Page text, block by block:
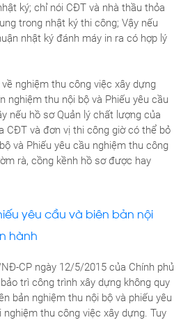
ký; chỉ nói CĐT và nhà thầu thỏa
trong nhật ký thi công; Vậy nếu
nhật ký đánh máy in ra có hợp lý
nghiệm thu công việc xây dựng
nghiệm thu nội bộ và Phiếu yêu cầu
nếu hồ sơ Quản lý chất lượng của
CĐT và đơn vị thi công giờ có thể bỏ
và Phiếu yêu cầu nghiệm thu công
rà, cồng kềnh hồ sơ được hay
yêu cầu và biên bản nội
hành
CP ngày 12/5/2015 của Chính phủ
trì công trình xây dựng không quy
bản nghiệm thu nội bộ và phiếu yêu
thu công việc xây dựng. Tuy